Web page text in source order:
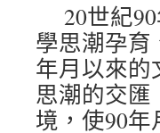
20世紀
學思潮孕育
年月以來的
思潮的交匯
境，使90